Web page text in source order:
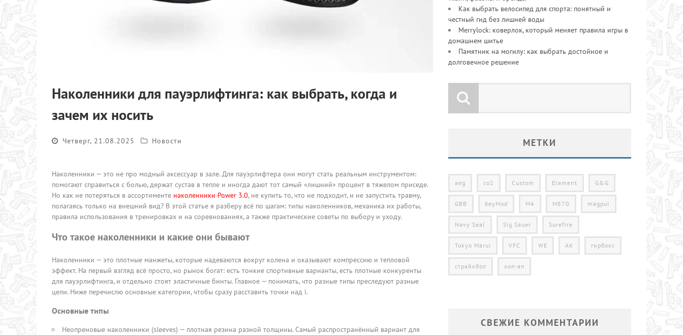
Наколенники для пауэрлифтинга: как выбрать, когда и
зачем их носить
Четверг, 21.08.2025 Новости
Наколенники — это не про модный аксессуар в зале. Для пауэрлифтера они могут стать реальным инструментом:
помогают справиться с болью, держат сустав в тепле и иногда дают тот самый «лишний» процент в тяжелом приседе.
Но как не потеряться в ассортименте наколенники Power 3.0, не купить то, что не подходит, и не запустить травму,
полагаясь только на внешний вид? В этой статье я разберу всё по шагам: типы наколенников, механика их работы,
правила использования в тренировках и на соревнованиях, а также практические советы по выбору и уходу.
Что такое наколенники и какие они бывают
Наколенники — это плотные манжеты, которые надеваются вокруг колена и оказывают компрессию и тепловой
эффект. На первый взгляд всё просто, но рынок богат: есть тонкие спортивные варианты, есть плотные конкуренты
для пауэрлифтинга, и отдельно стоят эластичные бинты. Главное — понимать, что разные типы преследуют разные
цели. Ниже перечислю основные категории, чтобы сразу расставить точки над i.
Основные типы
Неопреновые наколенники (sleeves) — плотная резина разной толщины. Самый распространённый вариант для
Как выбрать велосипед для спорта: понятный и
честный гид без лишней воды
Merrylock: коверлок, который меняет правила игры в
домашнем шитье
Памятник на могилу: как выбрать достойное и
долговечное решение
МЕТКИ
aeg co2 Custom Element G&G
GBB KeyMod M4 M870 magpul
Navy Seal Sig Sauer Surefire
Tokyo Marui VFC WE АК гирбокс
страйкбол хоп-ап
СВЕЖИЕ КОММЕНТАРИИ